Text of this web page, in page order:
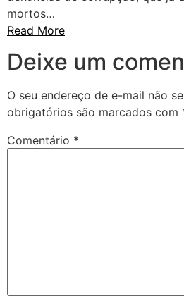
mortos…
Read More
Deixe um
O seu endereço de e-mail não
obrigatórios são marcados com
Comentário *